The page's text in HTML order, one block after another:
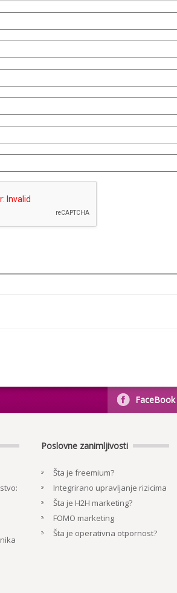
FaceBook
Poslovne zanimljivosti
Šta je freemium?
Integrirano upravljanje rizicima
Šta je H2H marketing?
FOMO marketing
Šta je operativna otpornost?